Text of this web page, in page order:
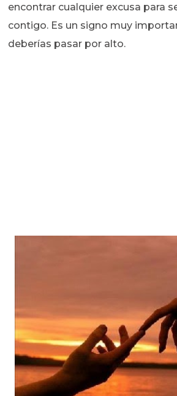
encontrar cualquier excusa para
contigo. Es un signo muy
deberías pasar por alto.